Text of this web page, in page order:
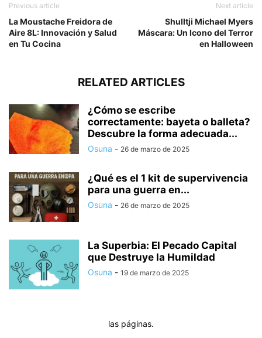
Previous article
La Moustache Freidora de
Aire 8L: Innovación y Salud
en Tu Cocina
Next article
Shulltji Michael Myers
Máscara: Un Icono del Terror
en Halloween
RELATED ARTICLES
¿Cómo se escribe
correctamente: bayeta o balleta?
Descubre la forma adecuada...
Osuna - 26 de marzo de 2025
¿Qué es el 1 kit de supervivencia
para una guerra en...
Osuna - 26 de marzo de 2025
La Superbia: El Pecado Capital
que Destruye la Humildad
Osuna - 19 de marzo de 2025
las páginas.